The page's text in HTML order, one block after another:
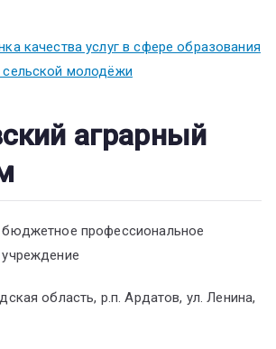
качества услуг в сфере образования
молодёжи
аграрный
бюджетное профессиональное
область, р.п. Ардатов, ул. Ленина,